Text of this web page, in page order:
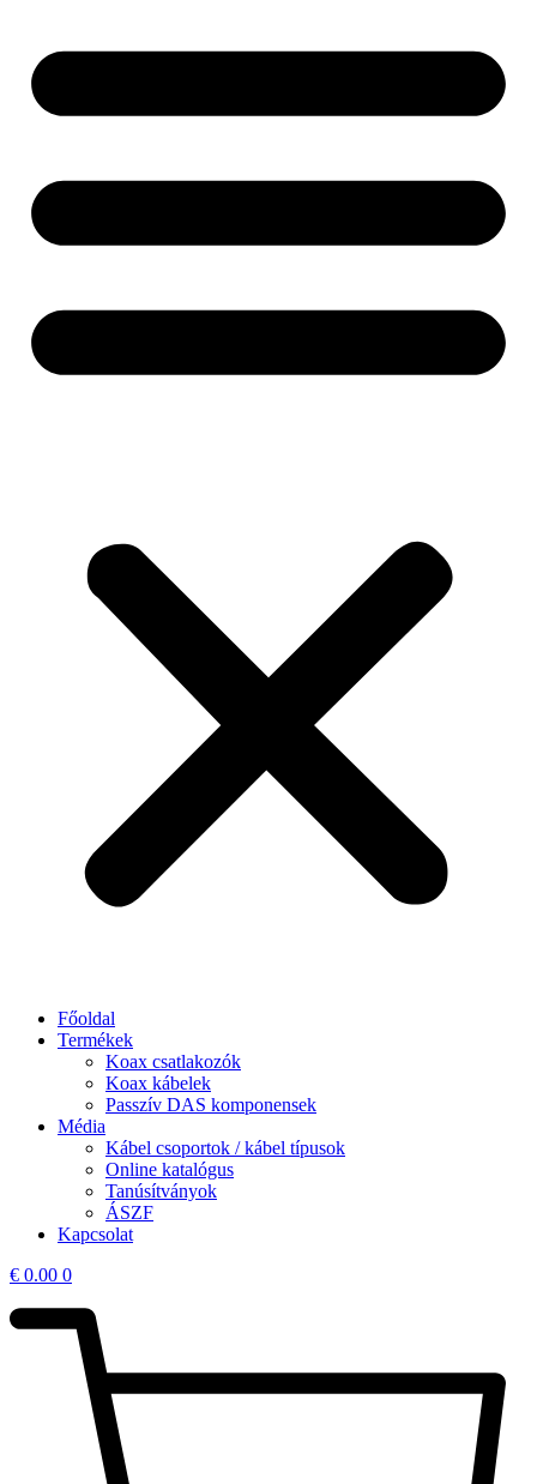
Főoldal
Termékek
Koax csatlakozók
Koax kábelek
Passzív DAS komponensek
Média
Kábel csoportok / kábel típusok
Online katalógus
Tanúsítványok
ÁSZF
Kapcsolat
€ 0.00 0